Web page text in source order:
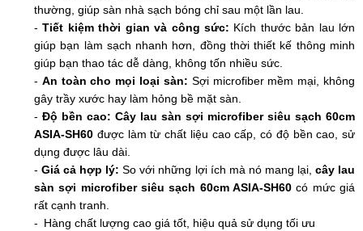
thường, giúp sàn nhà sạch bóng chỉ sau một lần lau.
-Tiết kiệm thời gian và công sức: Kích thước bản lau lớn
giúp bạn làm sạch nhanh hơn, đồng thời thiết kế thông minh
giúp bạn thao tác dễ dàng, không tốn nhiều sức.
- An toàn cho mọi loại sàn: Sợi microfiber mềm mại, không
gây trầy xước hay làm hỏng bề mặt sàn.
- Độ bền cao: Cây lau sàn sợi microfiber siêu sạch 60cm
ASIA-SH60 được làm từ chất liệu cao cấp, có độ bền cao, sử
dụng được lâu dài.
-Giá cả hợp lý: So với những lợi ích mà nó mang lại, cây lau
sàn sợi microfiber siêu sạch 60cm ASIA-SH60 có mức giá
rất cạnh tranh.
- Hàng chất lượng cao giá tốt, hiệu quả sử dụng tối ưu